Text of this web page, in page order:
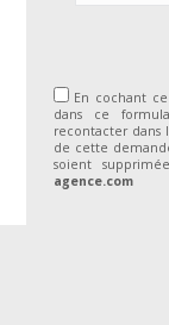
En cochant ce
dans ce
recontacter
de cette
soient
agence.com